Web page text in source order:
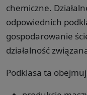
chemiczne.
odpowiednich
gospodarowanie
działalność
Podklasa ta